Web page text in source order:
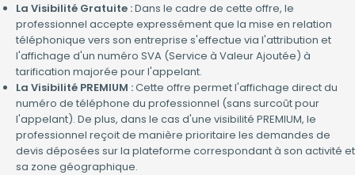
La Visibilité Gratuite :Dans le cadre de cette offre, le
professionnel accepte expressément que la mise en relation
téléphonique vers son entreprise s'effectue via l'attribution et
l'affichage d'un numéro SVA (Service à Valeur Ajoutée) à
tarification majorée pour l'appelant.
La Visibilité PREMIUM :Cette offre permet l'affichage direct du
numéro de téléphone du professionnel (sans surcoût pour
l'appelant). De plus, dans le cas d'une visibilité PREMIUM, le
professionnel reçoit de manière prioritaire les demandes de
devis déposées sur la plateforme correspondant à son activité et
sa zone géographique.